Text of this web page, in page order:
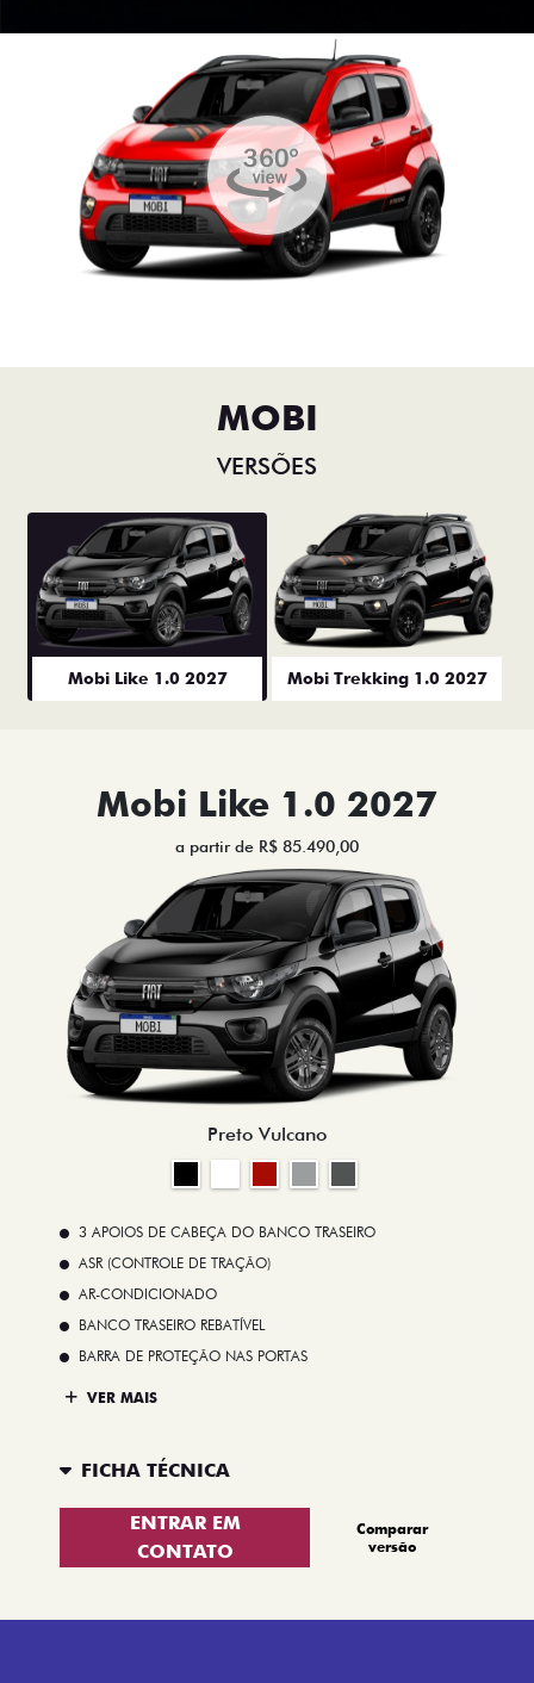
MOBI
VERSÕES
Mobi Like 1.0 2027 Mobi Trekking 1.0 2027
Mobi Like 1.0 2027
a partir de R$ 85.490,00
Preto Vulcano
3 APOIOS DE CABEÇA DO BANCO TRASEIRO
ASR (CONTROLE DE TRAÇÃO)
AR-CONDICIONADO
BANCO TRASEIRO REBATÍVEL
BARRA DE PROTEÇÃO NAS PORTAS
VER MAIS
FICHA TÉCNICA
ENTRAR EM
CONTATO
Comparar
versão